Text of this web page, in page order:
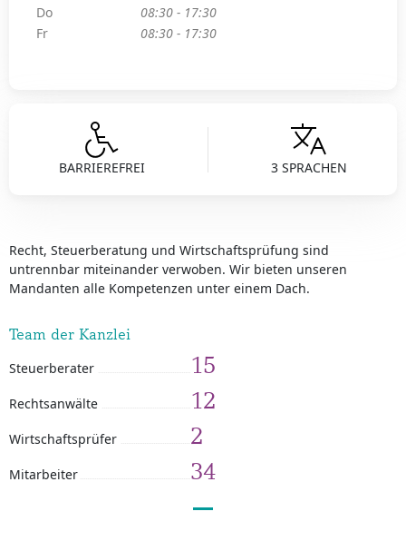
BARRIEREFREI 3 SPRACHEN
Recht, Steuerberatung und Wirtschaftsprüfung sind
untrennbar miteinander verwoben. Wir bieten unseren
Mandanten alle Kompetenzen unter einem Dach.
Team der Kanzlei
Steuerberater 15
Rechtsanwälte 12
Wirtschaftsprüfer 2
Mitarbeiter 34
Do
08:30 - 17:30
Fr
08:30 - 17:30